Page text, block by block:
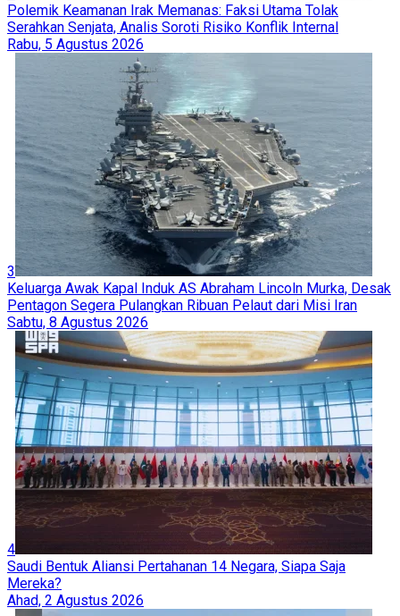
Polemik Keamanan Irak Memanas: Faksi Utama Tolak
Serahkan Senjata, Analis Soroti Risiko Konflik Internal
Rabu, 5 Agustus 2026
3
Keluarga Awak Kapal Induk AS Abraham Lincoln Murka, Desak
Pentagon Segera Pulangkan Ribuan Pelaut dari Misi Iran
Sabtu, 8 Agustus 2026
4
Saudi Bentuk Aliansi Pertahanan 14 Negara, Siapa Saja
Mereka?
Ahad, 2 Agustus 2026